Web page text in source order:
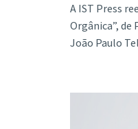
A IST Press
Orgânica”, de
João Paulo